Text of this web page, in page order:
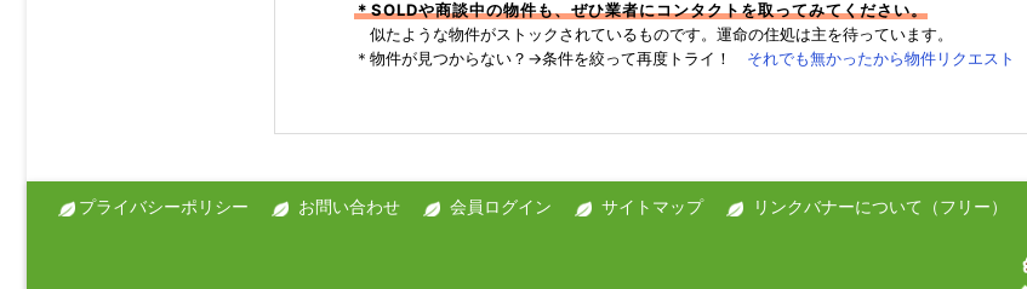
＊SOLDや商談中の物件も、ぜひ業者にコンタクトを取ってみてください。
似たような物件がストックされているものです。運命の住処は主を待っています。
＊物件が見つからない？→条件を絞って再度トライ！ それでも無かったから物件リクエスト
プライバシーポリシー お問い合わせ 会員ログイン サイトマップ リンクバナーについて（フリー）